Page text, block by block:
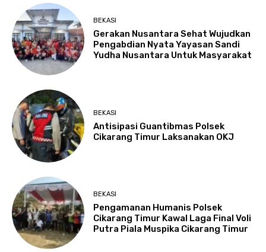
BEKASI
Gerakan Nusantara Sehat Wujudkan
Pengabdian Nyata Yayasan Sandi
Yudha Nusantara Untuk Masyarakat
BEKASI
Antisipasi Guantibmas Polsek
Cikarang Timur Laksanakan OKJ
BEKASI
Pengamanan Humanis Polsek
Cikarang Timur Kawal Laga Final Voli
Putra Piala Muspika Cikarang Timur